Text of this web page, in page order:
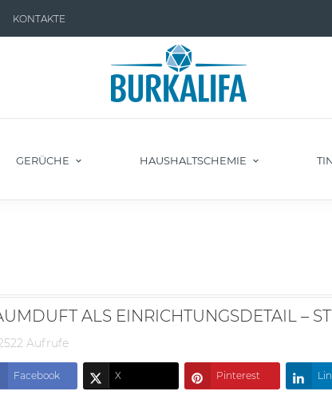
KONTAKTE
GERÜCHE HAUSHALTSCHEMIE
ALS EINRICHTUNGSDETAIL –
Aufrufe
Facebook X Pinterest